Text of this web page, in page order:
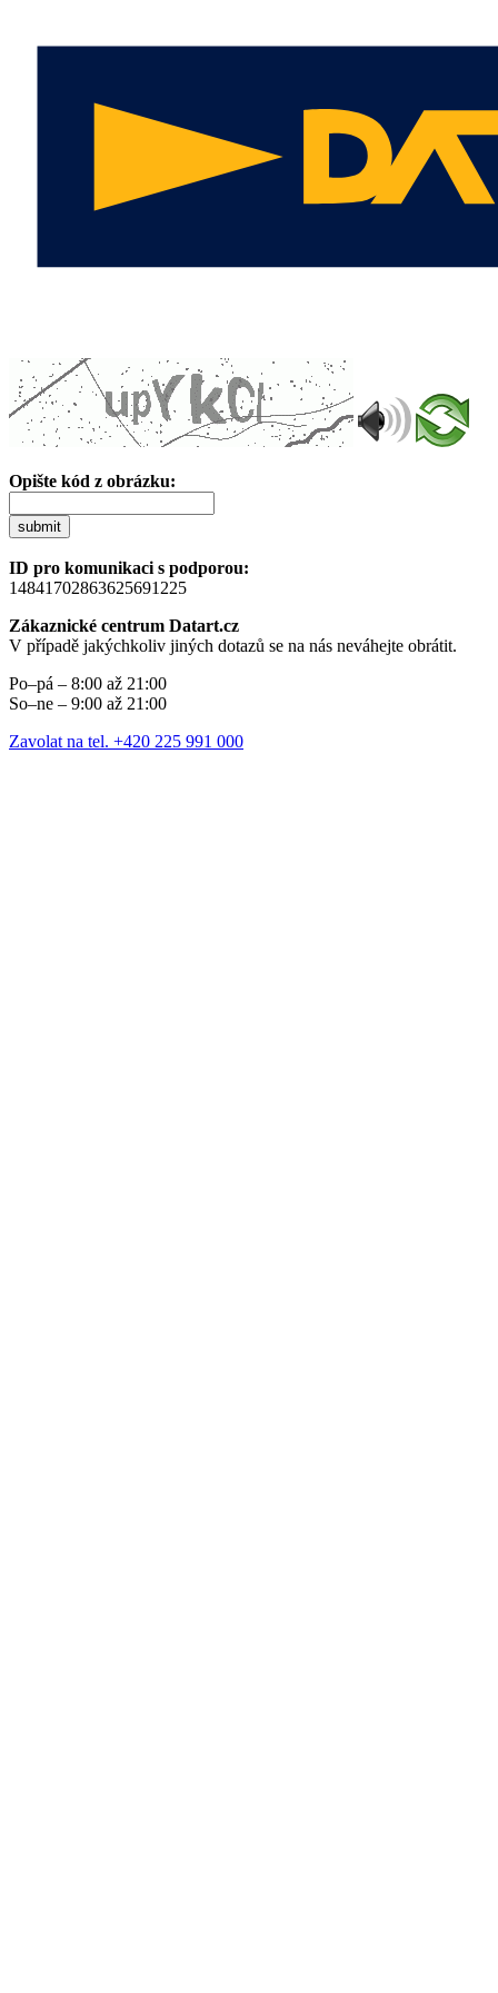
Opište kód z obrázku:
submit
ID pro komunikaci s podporou:
14841702863625691225
Zákaznické centrum Datart.cz
V případě jakýchkoliv jiných dotazů se na nás neváhejte obrátit.
Po–pá – 8:00 až 21:00
So–ne – 9:00 až 21:00
Zavolat na tel. +420 225 991 000